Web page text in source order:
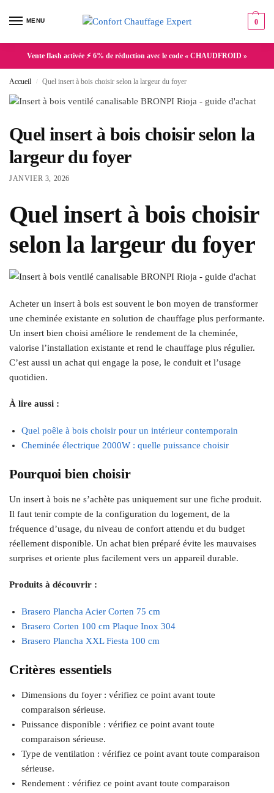
MENU 0
Vente flash activée ⚡ 6% de réduction avec le code « CHAUDFROID »
Accueil / Quel insert à bois choisir selon la largeur du foyer
Quel insert à bois choisir selon la
largeur du foyer
JANVIER 3, 2026
Quel insert à bois choisir
selon la largeur du foyer
Acheter un insert à bois est souvent le bon moyen de transformer
une cheminée existante en solution de chauffage plus performante.
Un insert bien choisi améliore le rendement de la cheminée,
valorise l’installation existante et rend le chauffage plus régulier.
C’est aussi un achat qui engage la pose, le conduit et l’usage
quotidien.
À lire aussi :
Quel poêle à bois choisir pour un intérieur contemporain
Cheminée électrique 2000W : quelle puissance choisir
Pourquoi bien choisir
Un insert à bois ne s’achète pas uniquement sur une fiche produit.
Il faut tenir compte de la configuration du logement, de la
fréquence d’usage, du niveau de confort attendu et du budget
réellement disponible. Un achat bien préparé évite les mauvaises
surprises et oriente plus facilement vers un appareil durable.
Produits à découvrir :
Brasero Plancha Acier Corten 75 cm
Brasero Corten 100 cm Plaque Inox 304
Brasero Plancha XXL Fiesta 100 cm
Critères essentiels
Dimensions du foyer : vérifiez ce point avant toute
comparaison sérieuse.
Puissance disponible : vérifiez ce point avant toute
comparaison sérieuse.
Type de ventilation : vérifiez ce point avant toute comparaison
sérieuse.
Rendement : vérifiez ce point avant toute comparaison